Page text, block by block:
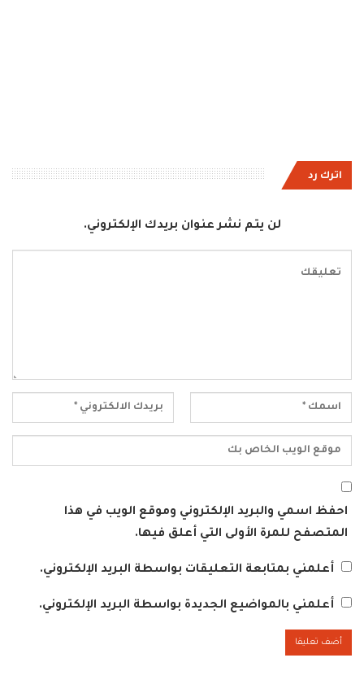
اترك رد
لن يتم نشر عنوان بريدك الإلكتروني.
احفظ اسمي والبريد الإلكتروني وموقع الويب في هذا
المتصفح للمرة الأولى التي أعلق فيها.
أعلمني بمتابعة التعليقات بواسطة البريد الإلكتروني.
أعلمني بالمواضيع الجديدة بواسطة البريد الإلكتروني.